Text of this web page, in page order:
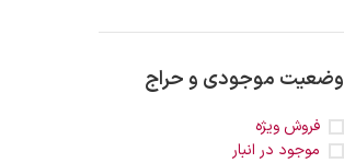
وضعیت موجودی و حراج
فروش ویژه
موجود در انبار